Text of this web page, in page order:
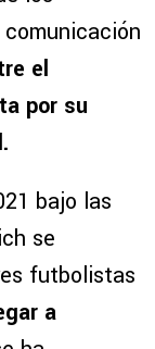
el
por su
bajo las
se
futbolistas
a